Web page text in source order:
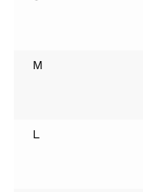
M
L